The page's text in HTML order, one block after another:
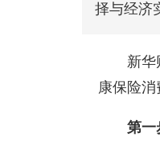
择与经济
新
康保险
第一